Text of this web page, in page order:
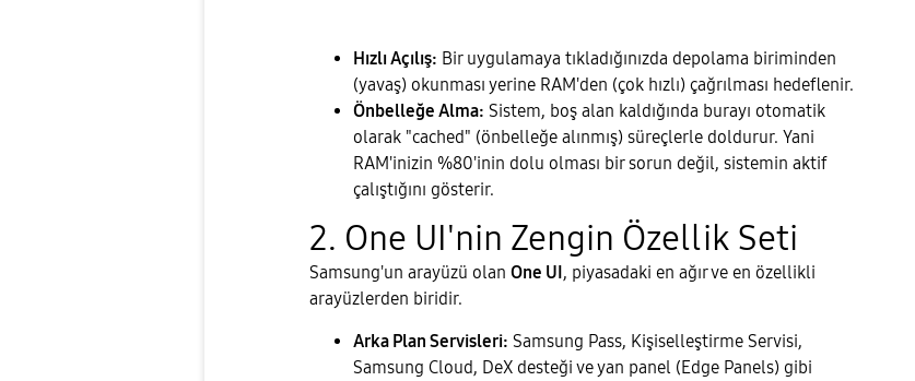
Hızlı Açılış: Bir uygulamaya tıkladığınızda depolama biriminden
(yavaş) okunması yerine RAM'den (çok hızlı) çağrılması hedeflenir.
Önbelleğe Alma: Sistem, boş alan kaldığında burayı otomatik
olarak "cached" (önbelleğe alınmış) süreçlerle doldurur. Yani
RAM'inizin %80'inin dolu olması bir sorun değil, sistemin aktif
çalıştığını gösterir.
2. One UI'nin Zengin Özellik Seti
​Samsung'un arayüzü olan One UI, piyasadaki en ağır ve en özellikli
arayüzlerden biridir.
Arka Plan Servisleri: Samsung Pass, Kişiselleştirme Servisi,
Samsung Cloud, DeX desteği ve yan panel (Edge Panels) gibi